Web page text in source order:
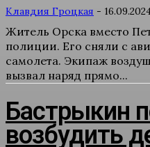
Клавдия Гроцкая -
Житель Орска вместо
полиции. Его сняли с
самолета. Экипаж
вызвал наряд прямо...
Бастрыкин
возбудить